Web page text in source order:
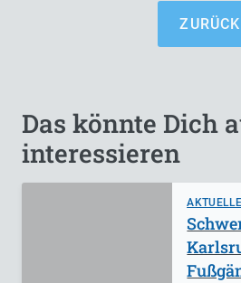
ZURÜCK
Das könnte Dich
interessieren